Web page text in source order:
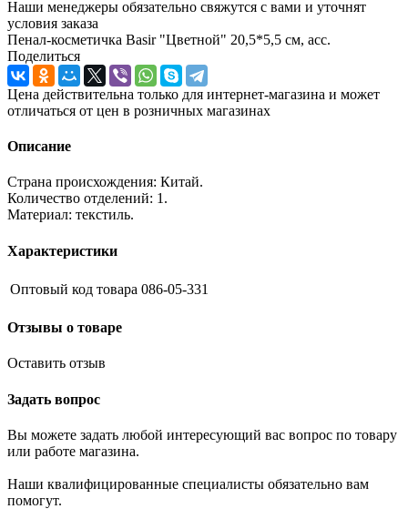
Наши менеджеры обязательно свяжутся с вами и уточнят
условия заказа
Пенал-косметичка Basir "Цветной" 20,5*5,5 см, асс.
Поделиться
Цена действительна только для интернет-магазина и может
отличаться от цен в розничных магазинах
Описание
Страна происхождения: Китай.
Количество отделений: 1.
Материал: текстиль.
Характеристики
Оптовый код товара 086-05-331
Отзывы о товаре
Оставить отзыв
Задать вопрос
Вы можете задать любой интересующий вас вопрос по товару
или работе магазина.
Наши квалифицированные специалисты обязательно вам
помогут.